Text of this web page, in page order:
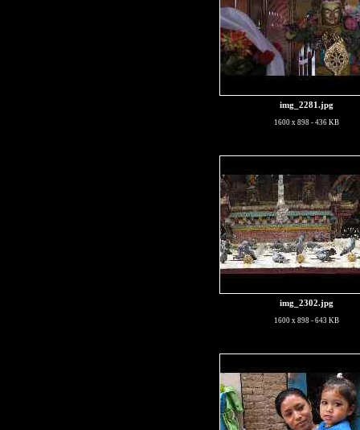
img_2281.jpg
1600 x 898 - 436 KB
img_2302.jpg
1600 x 898 - 643 KB